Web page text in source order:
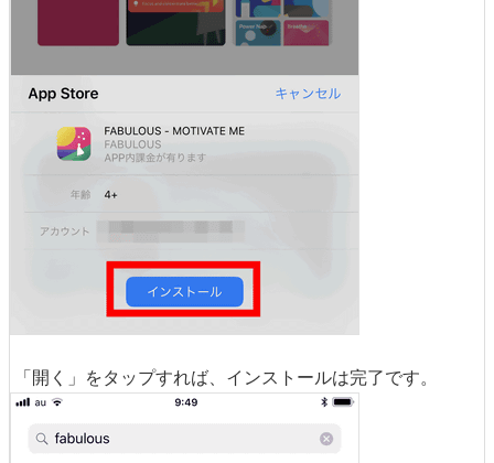
「開く」をタップすれば、インストールは完了です。